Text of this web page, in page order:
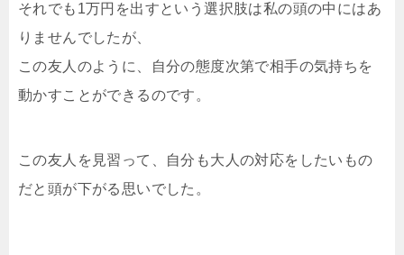
それでも1万円を出すという選択肢は私の頭の中にはあ
りませんでしたが、
この友人のように、自分の態度次第で相手の気持ちを
動かすことができるのです。
この友人を見習って、自分も大人の対応をしたいもの
だと頭が下がる思いでした。